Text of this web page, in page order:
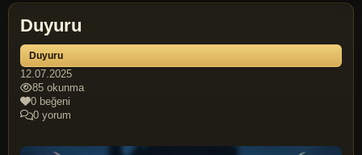
Duyuru
Duyuru
12.07.2025
85 okunma
0 beğeni
0 yorum